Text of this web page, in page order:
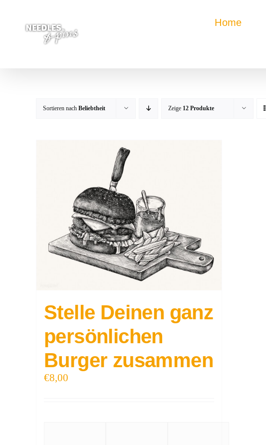
springen
Home
Sortieren nach Beliebtheit Zeige 12 Produkte
Stelle Deinen ganz
persönlichen
Burger zusammen
€8,00